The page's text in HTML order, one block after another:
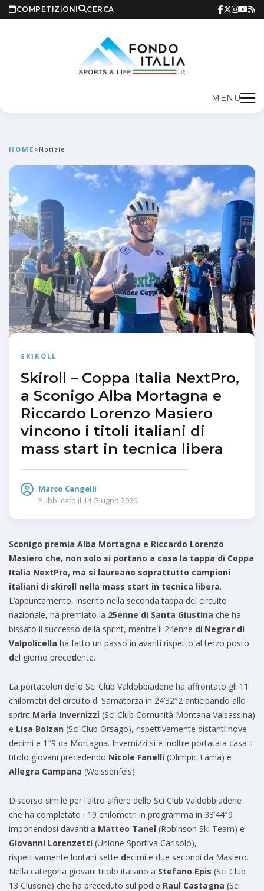
COMPETIZIONI CERCA
MENU
HOME > Notizie
SKIROLL
Skiroll – Coppa Italia NextPro,
a Sconigo Alba Mortagna e
Riccardo Lorenzo Masiero
vincono i titoli italiani di
mass start in tecnica libera
Marco Cangelli
Pubblicato il 14 Giugno 2026
Sconigo premia Alba Mortagna e Riccardo Lorenzo
Masiero che, non solo si portano a casa la tappa di Coppa
Italia NextPro, ma si laureano soprattutto campioni
italiani di skiroll nella mass start in tecnica libera.
L’appuntamento, inserito nella seconda tappa del circuito
nazionale, ha premiato la 25enne di Santa Giustina che ha
bissato il successo della sprint, mentre il 24enne di Negrar di
Valpolicella ha fatto un passo in avanti rispetto al terzo posto
del giorno precedente.
La portacolori dello Sci Club Valdobbiadene ha affrontato gli 11
chilometri del circuito di Samatorza in 24’32″2 anticipando allo
sprint Maria Invernizzi (Sci Club Comunità Montana Valsassina)
e Lisa Bolzan (Sci Club Orsago), rispettivamente distanti nove
decimi e 1″9 da Mortagna. Invernizzi si è inoltre portata a casa il
titolo giovani precedendo Nicole Fanelli (Olimpic Lama) e
Allegra Campana (Weissenfels).
Discorso simile per l’altro alfiere dello Sci Club Valdobbiadene
che ha completato i 19 chilometri in programma in 33’44″9
imponendosi davanti a Matteo Tanel (Robinson Ski Team) e
Giovanni Lorenzetti (Unione Sportiva Carisolo),
rispettivamente lontani sette decimi e due secondi da Masiero.
Nella categoria giovani titolo italiano a Stefano Epis (Sci Club
13 Clusone) che ha preceduto sul podio Raul Castagna (Sci